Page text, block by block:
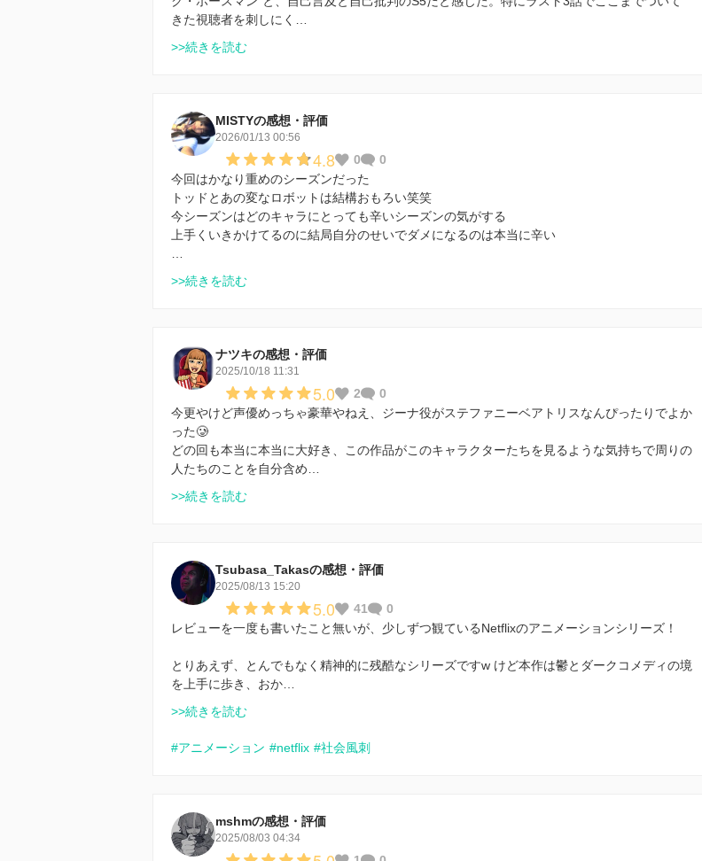
きた視聴者を刺しにく…
>>続きを読む
MISTYの感想・評価
2026/01/13 00:56
4.8 0
0
今回はかなり重めのシーズンだった
トッドとあの変なロボットは結構おもろい笑笑
今シーズンはどのキャラにとっても辛いシーズンの気がする
上手くいきかけてるのに結局自分のせいでダメになるのは本当に辛い
>>続きを読む
ナツキの感想・評価
2025/10/18 11:31
5.0 2
0
今更やけど声優めっちゃ豪華やねえ、ジーナ役がステファニーベアトリスなんぴったりでよか
った🥲
どの回も本当に本当に大好き、この作品がこのキャラクターたちを見るような気持ちで周りの
人たちのことを自分含め…
>>続きを読む
Tsubasa_Takasの感想・評価
2025/08/13 15:20
5.0 41
0
レビューを一度も書いたこと無いが、少しずつ観ているNetflixのアニメーションシリーズ！
とりあえず、とんでもなく精神的に残酷なシリーズですw けど本作は鬱とダークコメディの境
を上手に歩き、おか…
>>続きを読む
#アニメーション #netflix #社会風刺
mshmの感想・評価
2025/08/03 04:34